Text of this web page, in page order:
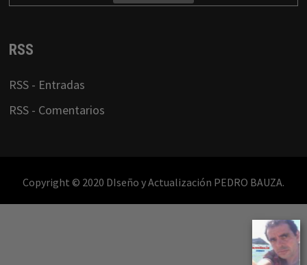
RSS
RSS - Entradas
RSS - Comentarios
Copyright © 2020 DIseño y Actualización PEDRO BAUZA.